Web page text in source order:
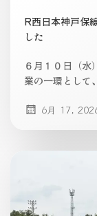
R西日本神戸保
した
６月１０日（
業の一環とし
6月 17,